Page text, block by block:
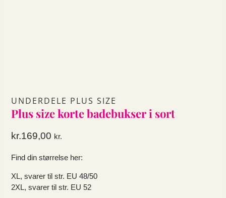
UNDERDELE PLUS SIZE
Plus size korte badebukser i sort
kr.169,00 kr.
Find din størrelse her:
XL, svarer til str. EU 48/50
2XL, svarer til str. EU 52